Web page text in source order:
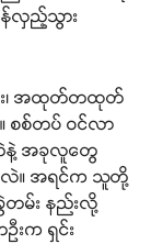
လှည့်သွား
ြီး၊ အထုတ်တထုတ်
စစ်တပ် ဝင်လာ
ဘဲနဲ့ အခုလူတွေ
မလဲ။ အရင်က သူတို့
တမ်း နည်းလို့
းက ရှင်း